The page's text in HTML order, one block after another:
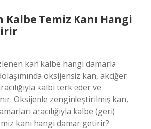
Kalbe Temiz Kanı Hangi
kan kalbe hangi damarla
oksijensiz kan, akciğer
kalbi terk eder ve
Oksijenle zenginleştirilmiş kan,
aracılığıyla kalbe (geri)
kanı hangi damar getirir?